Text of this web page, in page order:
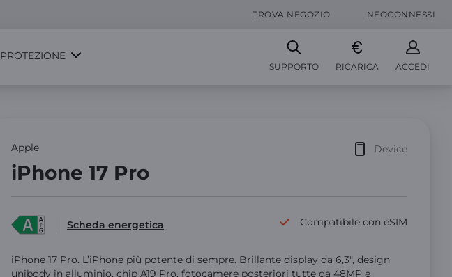
TROVA NEGOZIO NEOCONNESSI
PROTEZIONE
SUPPORTO RICARICA ACCEDI
Apple
iPhone 17 Pro
Device
Scheda energetica Compatibile con eSIM
iPhone 17 Pro. L’iPhone più potente di sempre. Brillante display da 6,3", design
unibody in alluminio, chip A19 Pro, fotocamere posteriori tutte da 48MP e